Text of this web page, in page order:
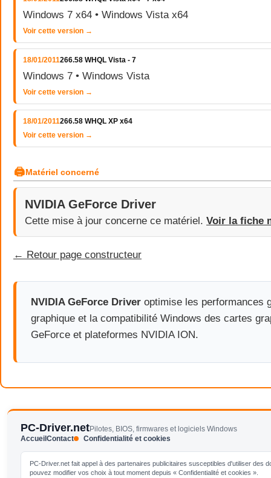
Windows 7 x64 • Windows Vista x64
Voir cette version →
18/01/2011266.58 WHQL Vista - 7
Windows 7 • Windows Vista
Voir cette version →
18/01/2011266.58 WHQL XP x64
Voir cette version →
🖨Matériel concerné
NVIDIA GeForce Driver
Cette mise à jour concerne ce matériel. Voir la fiche
← Retour page constructeur
NVIDIA GeForce Driver optimise les performances
graphique et la compatibilité Windows des cartes
GeForce et plateformes NVIDIA ION.
PC-Driver.netPilotes, BIOS, firmwares et logiciels Windows
Accueil Contact Confidentialité et cookies
PC-Driver.net fait appel à des partenaires publicitaires susceptibles d'utiliser
pouvez modifier vos choix à tout moment depuis « Confidentialité et cookies ».